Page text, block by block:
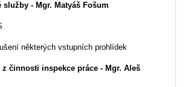
služby - Mgr. Matyáš Fošum
některých vstupních prohlídek
činnosti inspekce práce - Mgr. Aleš